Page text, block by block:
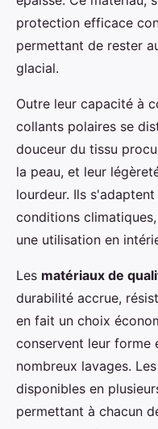
protection efficace
permettant de rester
glacial.
Outre leur capacité à
collants polaires se
douceur du tissu
la peau, et leur
lourdeur. Ils
conditions
une utilisation en
Les matériaux de
durabilité accrue,
en fait un choix
conservent leur forme
nombreux lavages.
disponibles en
permettant à chacun